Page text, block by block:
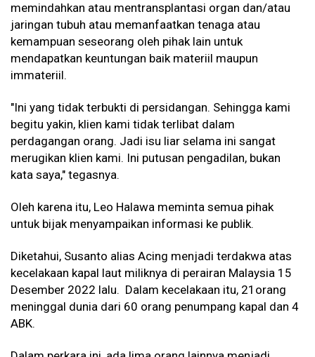
memindahkan atau mentransplantasi organ dan/atau
jaringan tubuh atau memanfaatkan tenaga atau
kemampuan seseorang oleh pihak lain untuk
mendapatkan keuntungan baik materiil maupun
immateriil.
"Ini yang tidak terbukti di persidangan. Sehingga kami
begitu yakin, klien kami tidak terlibat dalam
perdagangan orang. Jadi isu liar selama ini sangat
merugikan klien kami. Ini putusan pengadilan, bukan
kata saya," tegasnya.
Oleh karena itu, Leo Halawa meminta semua pihak
untuk bijak menyampaikan informasi ke publik.
Diketahui, Susanto alias Acing menjadi terdakwa atas
kecelakaan kapal laut miliknya di perairan Malaysia 15
Desember 2022 lalu. Dalam kecelakaan itu, 21orang
meninggal dunia dari 60 orang penumpang kapal dan 4
ABK.